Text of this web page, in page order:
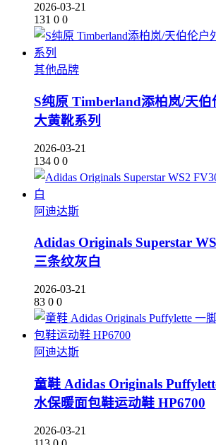
2026-03-21
131 0 0
其他品牌
S纯原 Timberland添柏岚/天伯
大黄靴系列
2026-03-21
134 0 0
阿迪达斯
Adidas Originals Superstar
三条纹灰白
2026-03-21
83 0 0
阿迪达斯
童鞋 Adidas Originals
水保暖面包鞋运动鞋 HP6700
2026-03-21